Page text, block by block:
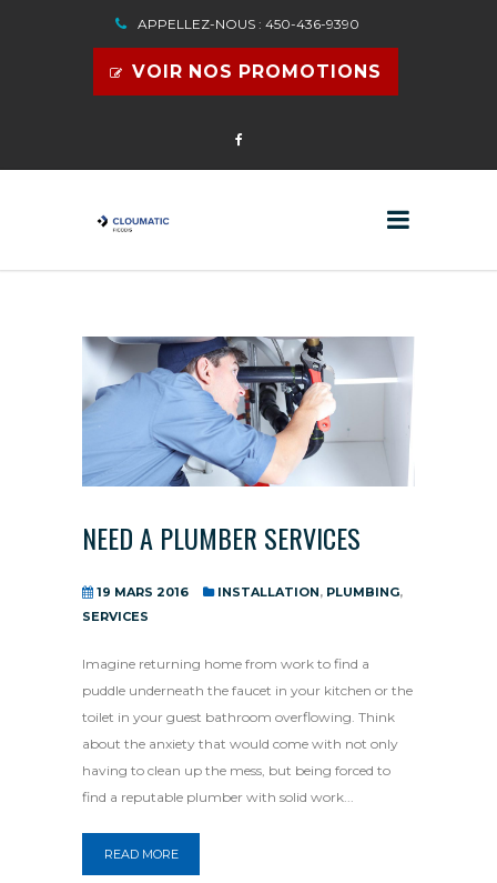
APPELLEZ-NOUS : 450-436-9390
VOIR NOS PROMOTIONS
NEED A PLUMBER SERVICES
19 MARS 2016 INSTALLATION, PLUMBING,
SERVICES
Imagine returning home from work to find a
puddle underneath the faucet in your kitchen or the
toilet in your guest bathroom overflowing. Think
about the anxiety that would come with not only
having to clean up the mess, but being forced to
find a reputable plumber with solid work...
READ MORE